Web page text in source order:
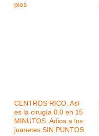
pies
CENTROS RICO. Así
es la cirugía 0.0 en 15
MINUTOS. Adios a los
juanetes SIN PUNTOS